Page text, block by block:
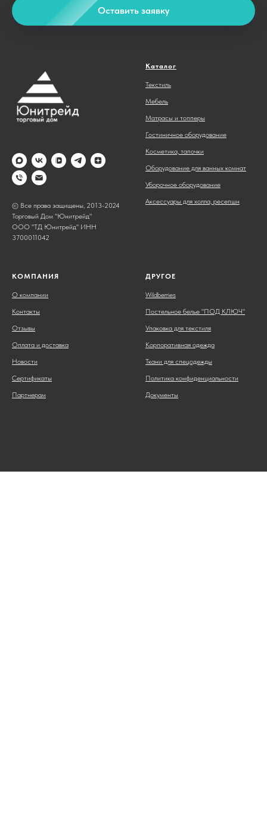
Оставить заявку
© Все права защищены, 2013-2024
Торговый Дом "Юнитрейд"
ООО "ТД Юнитрейд" ИНН
3700011042
Каталог
Текстиль
Мебель
Матрасы и топперы
Гостиничное оборудование
Косметика, тапочки
Оборудование для ванных комнат
Уборочное оборудование
Аксессуары для холла, ресепшн
КОМПАНИЯ
О компании
Контакты
Отзывы
Оплата и доставка
Новости
Сертификаты
Партнерам
ДРУГОЕ
Wildberries
Постельное белье "ПОД КЛЮЧ"
Упаковка для текстиля
Корпоративная одежда
Ткани для спецодежды
Политика конфиденциальности
Документы